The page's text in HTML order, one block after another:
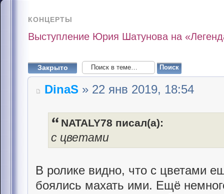
КОНЦЕРТЫ
Выступление Юрия Шатунова на
Закрыто
DinaS » 22 янв 2019, 18:54
NATALY78 писал(а):
с цветами
В ролике видно, что с цветами
боялись махать ими. Ещё